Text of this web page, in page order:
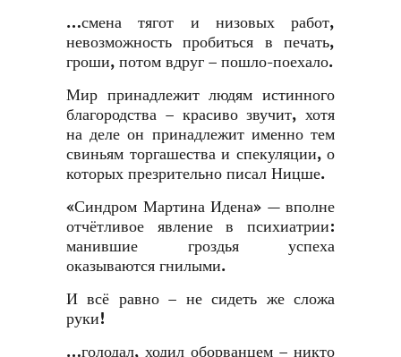
…смена тягот и низовых работ,
невозможность пробиться в печать,
гроши, потом вдруг – пошло-поехало.
Мир принадлежит людям истинного
благородства – красиво звучит, хотя
на деле он принадлежит именно тем
свиньям торгашества и спекуляции, о
которых презрительно писал Ницше.
«Синдром Мартина Идена» — вполне
отчётливое явление в психиатрии:
манившие гроздья успеха
оказываются гнилыми.
И всё равно – не сидеть же сложа
руки!
…голодал, ходил оборванцем – никто